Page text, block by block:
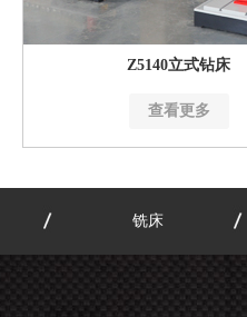
Z5140立式钻床
查看更多
铣床